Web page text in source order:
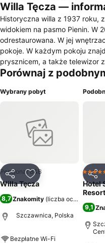
Willa Tęcza —
Historyczna willa z 1937 roku,
widokiem na pasmo Pienin. W
odrestaurowana. W jej
pokoje. W każdym pokoju
prysznicem, a także telewizor
kanałów kablowych.
Przed obiektem
wykupu śniadań w naszym
oddalonym od Willi Tęcza ok
Porównaj z
Wybrany pobyt
UdostępnijDodaj do
Pensjonat B&B
Willa Tęcza
8,7 Znakomity (liczba ocen: 1750
Szczawnica, Polska
Bezpłatne Wi-Fi
5
Hotel
9,1